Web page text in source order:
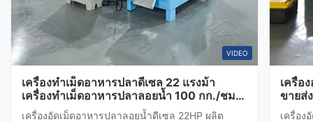
VIDEO
เครื่องทำเม็ดอาหารปลาดีเซล 22 แรงม้า
เครื่องทำเม็ดอาหารปลาลอยน้ำ 100 กก./ชม.
ราคาในออสเตรเลีย
เครื่องอัดเม็ดอาหารปลาลอยน้ำดีเซล 22HP ผลิต
เครื่อ
ขายส่
ปลา
เครื่อง